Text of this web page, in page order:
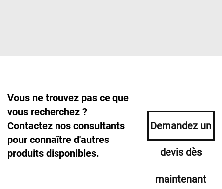
Vous ne trouvez pas ce que
vous recherchez ?
Contactez nos consultants
pour connaître d'autres
produits disponibles.
Demandez un
devis dès
maintenant